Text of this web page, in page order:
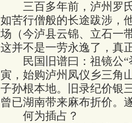
三百多年前，泸州罗氏
如苦行僧般的长途跋涉，
场（今泸县云锦、立石一
这并不是一劳永逸了，真
民国旧谱曰：祖镜公“
寅，始购泸州凤仪乡三角
子孙根本地。旧录纪价银
曾已湖南带来麻布折价。
何为插占？